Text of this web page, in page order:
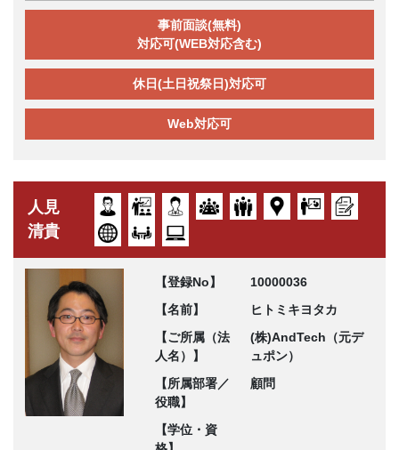
事前面談(無料)
対応可(WEB対応含む)
休日(土日祝祭日)対応可
Web対応可
人見
清貴
【登録No】
10000036
【名前】
ヒトミキヨタカ
【ご所属（法
人名）】
(株)AndTech（元デ
ュポン）
【所属部署／
役職】
顧問
【学位・資